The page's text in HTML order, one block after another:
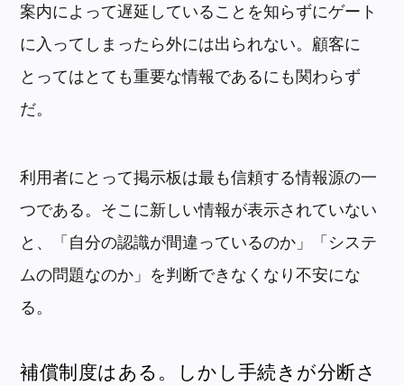
案内によって遅延していることを知らずにゲート
に入ってしまったら外には出られない。顧客に
とってはとても重要な情報であるにも関わらず
だ。
利用者にとって掲示板は最も信頼する情報源の一
つである。そこに新しい情報が表示されていない
と、「自分の認識が間違っているのか」「システ
ムの問題なのか」を判断できなくなり不安にな
る。
補償制度はある。しかし手続きが分断さ